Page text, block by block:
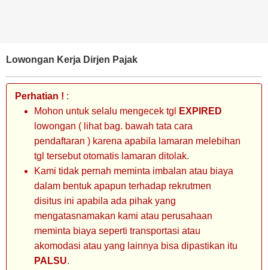
Lowongan Kerja Dirjen Pajak
Perhatian ! :
Mohon untuk selalu mengecek tgl
EXPIRED
lowongan ( lihat bag. bawah tata cara
pendaftaran ) karena apabila lamaran melebihan
tgl tersebut otomatis lamaran ditolak.
Kami tidak pernah meminta imbalan atau biaya
dalam bentuk apapun terhadap rekrutmen
disitus ini apabila ada pihak yang
mengatasnamakan kami atau perusahaan
meminta biaya seperti transportasi atau
akomodasi atau yang lainnya bisa dipastikan itu
PALSU.